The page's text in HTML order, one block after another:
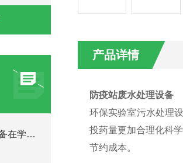
一体化实验室污水处理设备在学校化学实验室的应用
产品详情
防疫站废水处理设备
环保实验室污水处理
投药量更加合理化科
节约成本。